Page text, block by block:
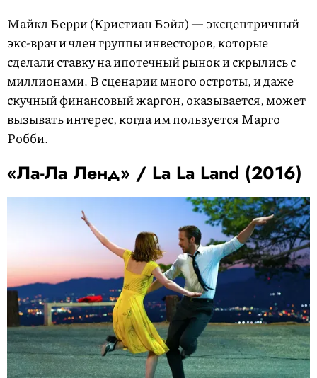
Майкл Берри (Кристиан Бэйл) — эксцентричный
экс-врач и член группы инвесторов, которые
сделали ставку на ипотечный рынок и скрылись с
миллионами. В сценарии много остроты, и даже
скучный финансовый жаргон, оказывается, может
вызывать интерес, когда им пользуется Марго
Робби.
«Ла-Ла Ленд» / La La Land (2016)